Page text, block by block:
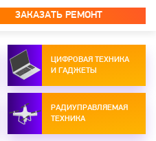
ЗАКАЗАТЬ РЕМОНТ
ЦИФРОВАЯ ТЕХНИКА
И ГАДЖЕТЫ
РАДИУПРАВЛЯЕМАЯ
ТЕХНИКА